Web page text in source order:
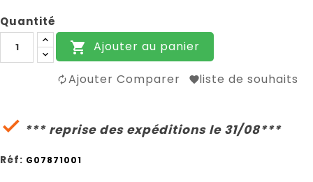
Quantité
 Ajouter au panier
Ajouter Comparer liste de souhaits
 *** reprise des expéditions le 31/08***
Réf: G07871001